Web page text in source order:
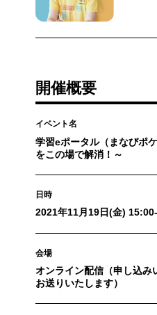
開催概要
イベント名
学習eポータル（まなびポ
をこの場で解消！～
日時
2021年11月19日(金)
会場
オンライン配信（申し込み
お送りいたします）